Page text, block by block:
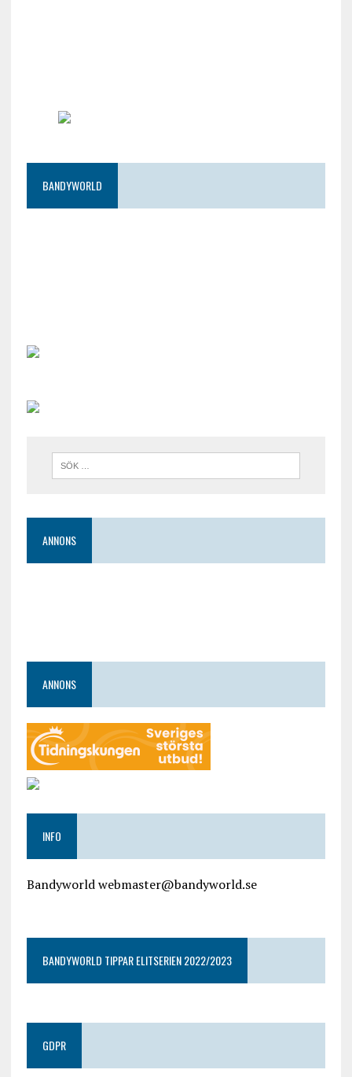
BANDYWORLD
ANNONS
ANNONS
INFO
Bandyworld webmaster@bandyworld.se
BANDYWORLD TIPPAR ELITSERIEN 2022/2023
GDPR